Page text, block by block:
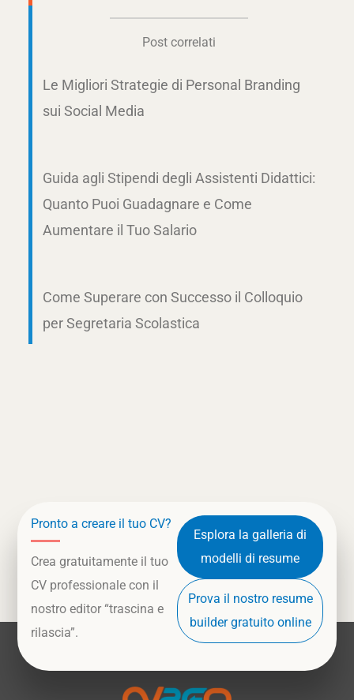
Post correlati
Le Migliori Strategie di Personal Branding
sui Social Media
Guida agli Stipendi degli Assistenti Didattici:
Quanto Puoi Guadagnare e Come
Aumentare il Tuo Salario
Come Superare con Successo il Colloquio
per Segretaria Scolastica
Pronto a creare il tuo CV?
Crea gratuitamente il tuo
CV professionale con il
nostro editor “trascina e
rilascia”.
Esplora la galleria di
modelli di resume
Prova il nostro resume
builder gratuito online